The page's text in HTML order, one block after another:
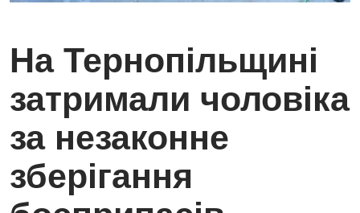
На Тернопільщині
затримали чоловіка
за незаконне
зберігання